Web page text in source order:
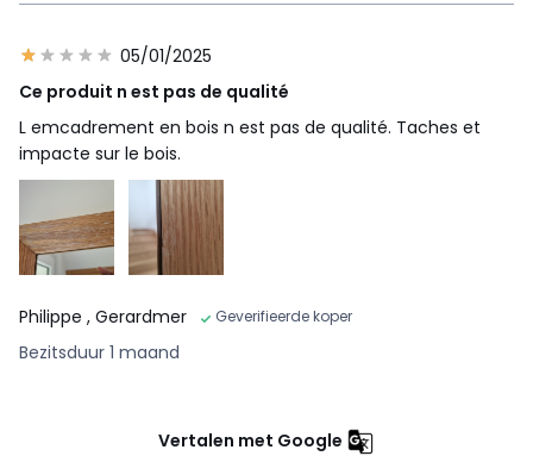
05/01/2025
Ce produit n est pas de qualité
L emcadrement en bois n est pas de qualité. Taches et
impacte sur le bois.
Philippe , Gerardmer Geverifieerde koper
Bezitsduur 1 maand
Vertalen met Google